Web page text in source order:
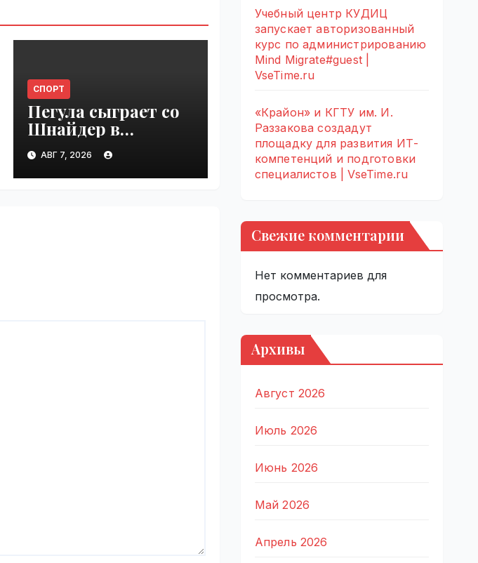
СПОРТ
Пегула сыграет со
Шнайдер в
четвертом круге
турнира в Торонто
| VseTime.ru
АВГ 7, 2026
Учебный центр КУДИЦ
запускает авторизованный
курс по администрированию
Mind Migrate#guest |
VseTime.ru
«Крайон» и КГТУ им. И.
Раззакова создадут
площадку для развития ИТ-
компетенций и подготовки
специалистов | VseTime.ru
Свежие комментарии
Нет комментариев для
просмотра.
Архивы
Август 2026
Июль 2026
Июнь 2026
Май 2026
Апрель 2026